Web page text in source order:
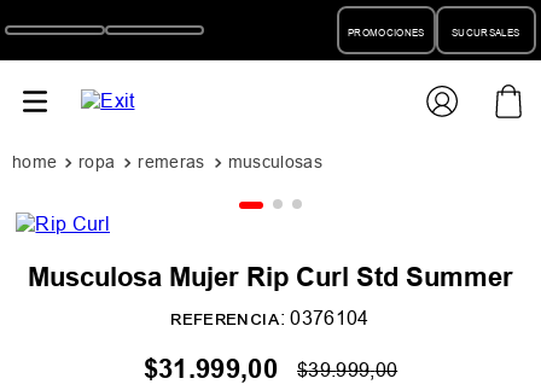
PROMOCIONES SUCURSALES
ropa remeras musculosas
Musculosa Mujer Rip Curl Std Summer
REFERENCIA:0376104
$31.999,00 $39.999,00